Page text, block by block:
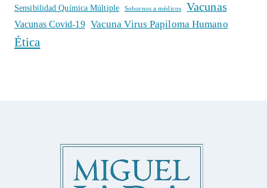
Sensibilidad Química Múltiple Sobornos a médicos Vacunas
Vacunas Covid-19 Vacuna Virus Papiloma Humano
Ética